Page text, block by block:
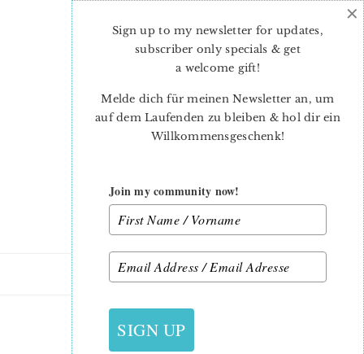
Sign up to my newsletter for updates,
subscriber only specials & get
a welcome gift!
Melde dich für meinen Newsletter an, um
auf dem Laufenden zu bleiben & hol dir ein
Willkommensgeschenk!
Join my community now!
SIGN UP
×